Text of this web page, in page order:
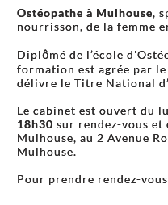
Ostéopathe à Mulhouse,
nourrisson, de la femme
Diplômé de l’école
formation est agrée par
délivre le Titre National
Le cabinet est ouvert du
18h30 sur rendez-vous et
Mulhouse, au 2 Avenue
Mulhouse.
Pour prendre rendez-